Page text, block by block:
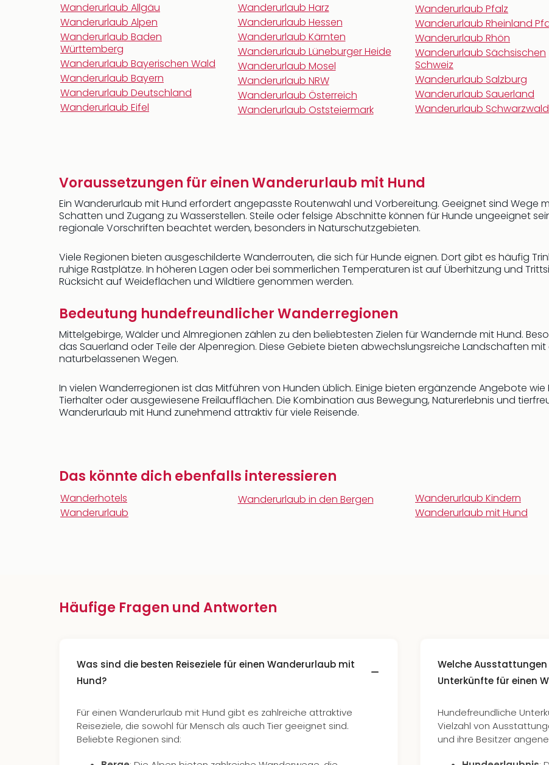
Wanderurlaub Allgäu
Wanderurlaub Alpen
Wanderurlaub Baden
Württemberg
Wanderurlaub Bayerischen Wald
Wanderurlaub Bayern
Wanderurlaub Deutschland
Wanderurlaub Eifel
Wanderurlaub Harz
Wanderurlaub Hessen
Wanderurlaub Kärnten
Wanderurlaub Lüneburger Heide
Wanderurlaub Mosel
Wanderurlaub NRW
Wanderurlaub Österreich
Wanderurlaub Oststeiermark
Wanderurlaub Pfalz
Wanderurlaub Rheinland
Wanderurlaub Rhön
Wanderurlaub Sächsischen
Schweiz
Wanderurlaub Salzburg
Wanderurlaub Sauerland
Wanderurlaub Schwarzwald
Voraussetzungen für einen Wanderurlaub mit Hund
Ein Wanderurlaub mit Hund erfordert angepasste Routenwahl und Vorbereitung. Geeignet sind Wege
Schatten und Zugang zu Wasserstellen. Steile oder felsige Abschnitte können für Hunde ungeeignet
regionale Vorschriften beachtet werden, besonders in Naturschutzgebieten.
Viele Regionen bieten ausgeschilderte Wanderrouten, die sich für Hunde eignen. Dort gibt es häufig
ruhige Rastplätze. In höheren Lagen oder bei sommerlichen Temperaturen ist auf Überhitzung und
Rücksicht auf Weideflächen und Wildtiere genommen werden.
Bedeutung hundefreundlicher Wanderregionen
Mittelgebirge, Wälder und Almregionen zählen zu den beliebtesten Zielen für Wandernde mit Hund.
das Sauerland oder Teile der Alpenregion. Diese Gebiete bieten abwechslungsreiche Landschaften
naturbelassenen Wegen.
In vielen Wanderregionen ist das Mitführen von Hunden üblich. Einige bieten ergänzende Angebote
Tierhalter oder ausgewiesene Freilaufflächen. Die Kombination aus Bewegung, Naturerlebnis und
Wanderurlaub mit Hund zunehmend attraktiv für viele Reisende.
Das könnte dich ebenfalls interessieren
Wanderhotels
Wanderurlaub
Wanderurlaub in den Bergen
Wanderurlaub Kindern
Wanderurlaub mit Hund
Häufige Fragen und Antworten
Was sind die besten Reiseziele für einen Wanderurlaub mit
Hund?
Für einen Wanderurlaub mit Hund gibt es zahlreiche attraktive
Reiseziele, die sowohl für Mensch als auch Tier geeignet sind.
Beliebte Regionen sind:
Welche
Unterkünfte für einen
Hundefreundliche
Vielzahl von
und ihre Besitzer